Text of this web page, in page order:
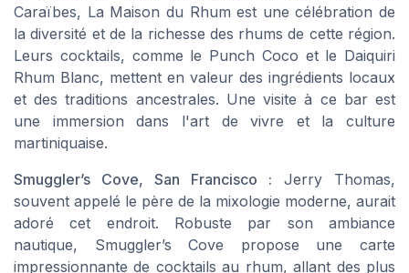
Caraïbes, La Maison du Rhum est une célébration de
la diversité et de la richesse des rhums de cette région.
Leurs cocktails, comme le Punch Coco et le Daiquiri
Rhum Blanc, mettent en valeur des ingrédients locaux
et des traditions ancestrales. Une visite à ce bar est
une immersion dans l'art de vivre et la culture
martiniquaise.
Smuggler’s Cove, San Francisco : Jerry Thomas,
souvent appelé le père de la mixologie moderne, aurait
adoré cet endroit. Robuste par son ambiance
nautique, Smuggler’s Cove propose une carte
impressionnante de cocktails au rhum, allant des plus